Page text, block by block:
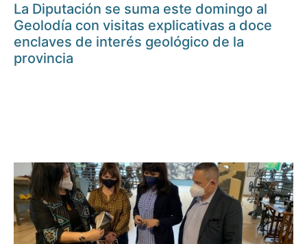
La Diputación se suma este domingo al
Geolodía con visitas explicativas a doce
enclaves de interés geológico de la
provincia